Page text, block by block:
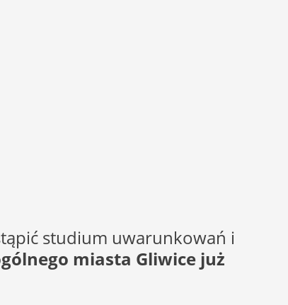
studium uwarunkowań i
miasta Gliwice już